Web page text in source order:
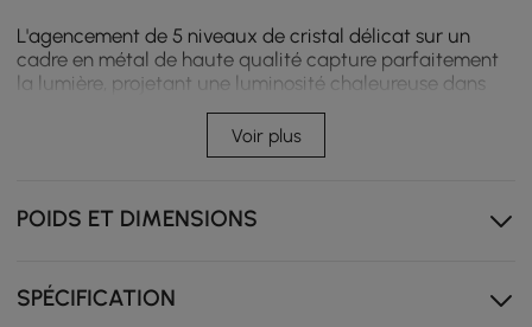
L'agencement de 5 niveaux de cristal délicat sur un
cadre en métal de haute qualité capture parfaitement
la lumière, projetant une luminosité chaleureuse dans
êtes sûr d'adorer. Il utilise des matériaux de haute
qualité, du métal et du cristal. Laissez les paillettes
votre îlot de cuisine et votre salon.
Voir plus
POIDS ET DIMENSIONS
SPÉCIFICATION